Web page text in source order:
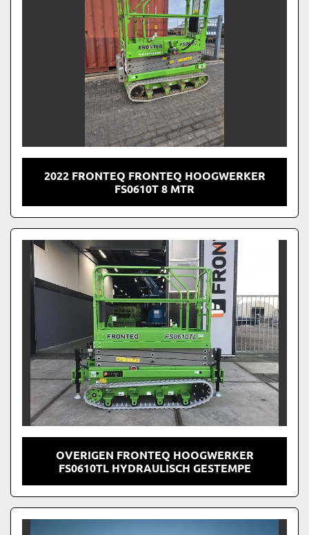
2022 FRONTEQ FRONTEQ HOOGWERKER
FS0610T 8 MTR
OVERIGEN FRONTEQ HOOGWERKER
FS0610TL HYDRAULISCH GESTEMPE